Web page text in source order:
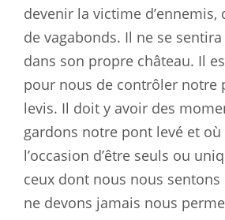
devenir la victime d’ennemis,
de vagabonds. Il ne se
dans son propre château. Il
pour nous de contrôler notre
levis. Il doit y avoir des
gardons notre pont levé et où
l’occasion d’être seuls ou
ceux dont nous nous
ne devons jamais nous